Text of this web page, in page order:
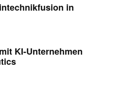
in
KI-Unternehmen